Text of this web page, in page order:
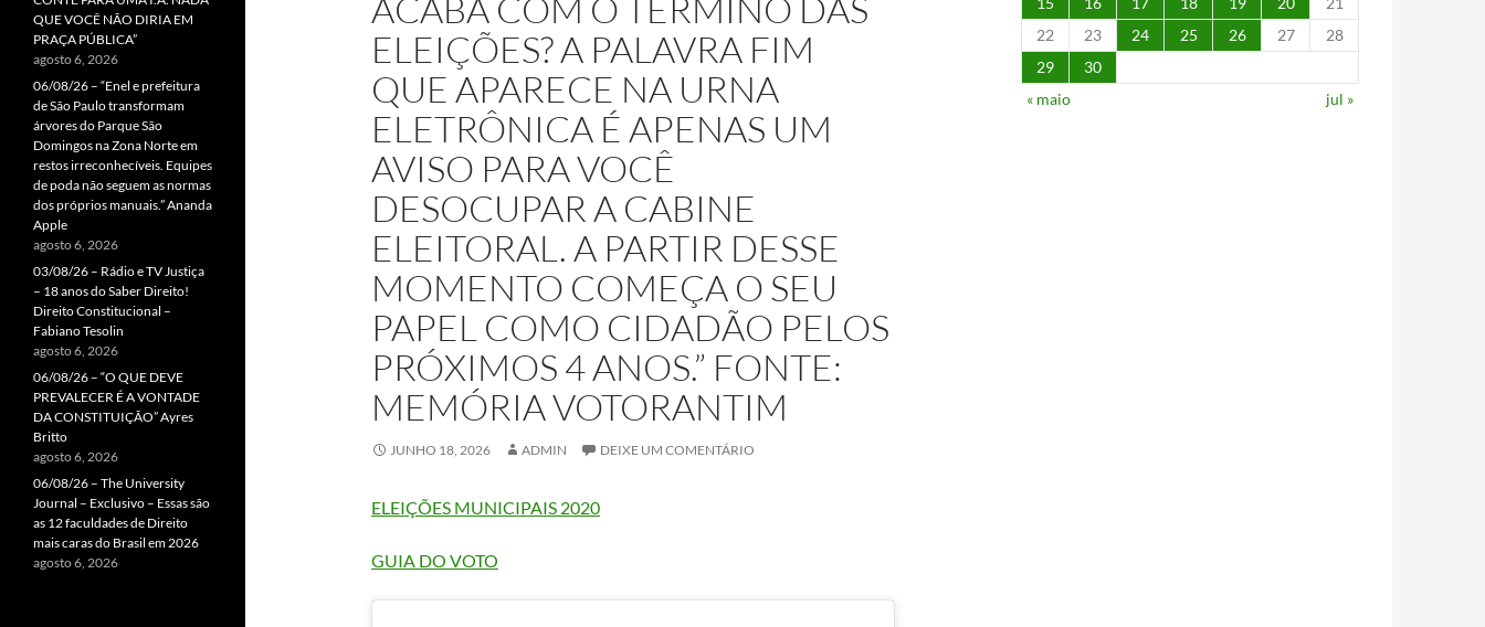
ACABA COM O TÉRMINO DAS
ELEIÇÕES? A PALAVRA FIM
QUE APARECE NA URNA
ELETRÔNICA É APENAS UM
AVISO PARA VOCÊ
DESOCUPAR A CABINE
ELEITORAL. A PARTIR DESSE
MOMENTO COMEÇA O SEU
PAPEL COMO CIDADÃO PELOS
PRÓXIMOS 4 ANOS.” FONTE:
MEMÓRIA VOTORANTIM
JUNHO 18, 2026 ADMIN DEIXE UM COMENTÁRIO
ELEIÇÕES MUNICIPAIS 2020
GUIA DO VOTO
22
23 24 25 26 27
28
29
30
« maio
jul »
QUE VOCÊ NÃO DIRIA EM
PRAÇA PÚBLICA”
agosto 6, 2026
06/08/26 – “Enel e prefeitura
de São Paulo transformam
árvores do Parque São
Domingos na Zona Norte em
restos irreconhecíveis. Equipes
de poda não seguem as normas
dos próprios manuais.” Ananda
Apple
agosto 6, 2026
03/08/26 – Rádio e TV Justiça
– 18 anos do Saber Direito!
Direito Constitucional –
Fabiano Tesolin
agosto 6, 2026
06/08/26 – “O QUE DEVE
PREVALECER É A VONTADE
DA CONSTITUIÇÃO” Ayres
Britto
agosto 6, 2026
06/08/26 – The University
Journal – Exclusivo – Essas são
as 12 faculdades de Direito
mais caras do Brasil em 2026
agosto 6, 2026